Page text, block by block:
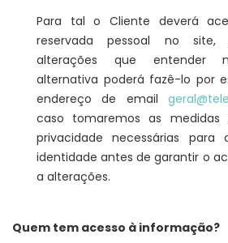
Para tal o Cliente deverá
reservada pessoal no site,
alterações que entender
alternativa poderá fazê-lo por
endereço de email
caso tomaremos as medidas
privacidade necessárias
identidade antes de garantir o
a alterações.
Quem tem acesso à informação?